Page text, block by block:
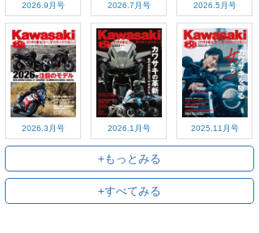
2026.9月号 2026.7月号 2026.5月号
2026.3月号 2026.1月号 2025.11月号
+もっとみる
+すべてみる